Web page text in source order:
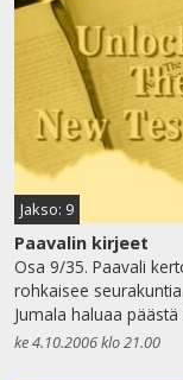
Jakso: 9
Paavalin kirjeet
Osa 9/35. Paavali
rohkaisee
Jumala haluaa
ke 4.10.2006 klo 21.00